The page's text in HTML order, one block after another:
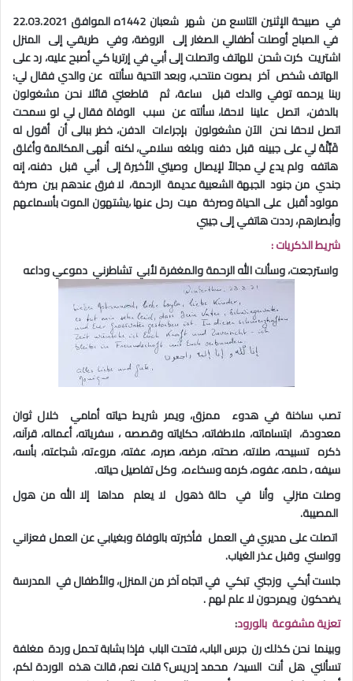
في صبيحة الإثنين التاسع من شهر شعبان 1442ه الموافق 22.03.2021
في الصباح أوصلت أطفالي الصغار إلى الروضة، وفي طريقي إلى المنزل
اشتريت كرت شحن للهاتف واتصلت إلى أبي في إرتريا كي أصبح عليه، رد على
الهاتف شخص آخر بصوت منتحب، وبعد التحية سألته عن والدي فقال لي:
ربنا يرحمه توفي والدك قبل ساعة، ثم قاطعني قائلا نحن مشغولون
بالدفن، اتصل علينا لاحقا، سألته عن سبب الوفاة فقال لي لو سمحت
اتصل لاحقا نحن الآن مشغولون بإجراءات الدفن، خطر ببالى أن أقول له
قَبِّلْهُ لي على جبينه قبل دفنه وبلغه سلامي، لكنه أنهى المكالمة وأغلق
هاتفه ولم يدع لي مجالاً لإيصال وصيتي الأخيرة إلى أبي قبل دفنه، إنه
جندي من جنود الجبهة الشعبية عديمة الرحمة، لا فرق عندهم بين صرخة
مولود أقبل على الحياة وصرخة ميت رحل عنها ،يشتهون الموت بأسماعهم
وأبصارهم، رددت هاتفي إلى جيبي
شريط الذكريات :
واسترجعت، وسألت الله الرحمة والمغفرة لأبي تشاطرني دموعي وداعه
تصب ساخنة في هدوء ممزق، ويمر شريط حياته أمامي خلال ثوان
معدودة، ابتساماته، ملاطفاته، حكاياته وقصصه ، سفرياته، أعماله، قرآنه،
ذكره تسبيحه، صلاته، صحته، مرضه، صبره، عفته، مروءته، شجاعته، بأسه،
سيفه ، حلمه، عفوه، كرمه وسخاءه، وكل تفاصيل حياته.
وصلت منزلي وأنا في حالة ذهول لا يعلم مداها إلا الله من هول
المصيبة.
اتصلت على مديري في العمل فأخبرته بالوفاة وبغيابي عن العمل فعزاني
وواسني وقبل عذر الغياب.
جلست أبكي وزجتي تبكي في اتجاه آخر من المنزل، والأطفال في المدرسة
يضحكون ويمرحون لا علم لهم.
تعزية مشفوعة بالورود:
وبينما نحن كذلك رن جرس الباب، فتحت الباب فإذا بشابة تحمل وردة مغلفة
تسألني هل أنت السيد/ محمد إدريس؟ قلت نعم، قالت هذه الوردة لكم،